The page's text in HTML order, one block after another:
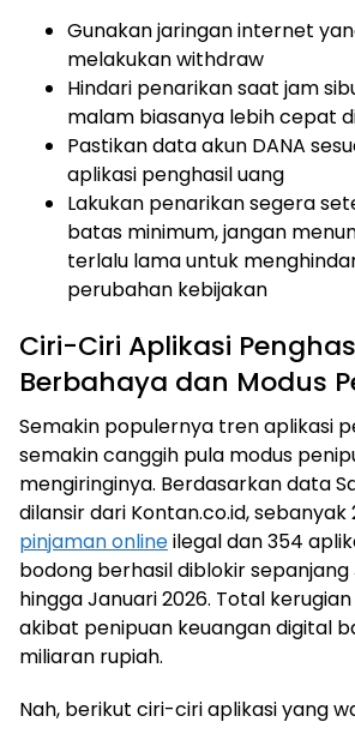
Gunakan jaringan internet
melakukan withdraw
Hindari penarikan saat jam
malam biasanya lebih cepat
Pastikan data akun DANA
aplikasi penghasil uang
Lakukan penarikan segera
batas minimum, jangan
terlalu lama untuk
perubahan kebijakan
Ciri-Ciri Aplikasi
Berbahaya dan Modus
Semakin populernya tren aplikasi
semakin canggih pula modus
mengiringinya. Berdasarkan data
dilansir dari Kontan.co.id, sebanyak
pinjaman onlineilegal dan 354
bodong berhasil diblokir sepanjang
hingga Januari 2026. Total
akibat penipuan keuangan digital
miliaran rupiah.
Nah, berikut ciri-ciri aplikasi yang